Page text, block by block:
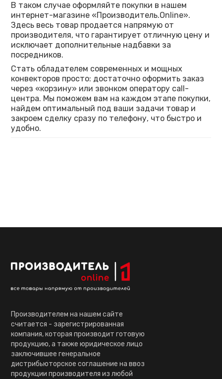
В таком случае оформляйте покупки в нашем
интернет-магазине «Производитель.Online».
Здесь весь товар продается напрямую от
производителя, что гарантирует отличную цену и
исключает дополнительные надбавки за
посредников.
Стать обладателем современных и мощных
конвекторов просто: достаточно оформить заказ
через «корзину» или звонком оператору call-
центра. Мы поможем вам на каждом этапе покупки,
найдем оптимальный под ваши задачи товар и
закроем сделку сразу по телефону, что быстро и
удобно.
Производителем на нашем сайте
считается - зарегистрированная
компания, которая производит готовую
продукцию, а также юридическое лицо
заключившее генеральное
дистрибьюторское соглашение на ввоз
продукции производителя из любой